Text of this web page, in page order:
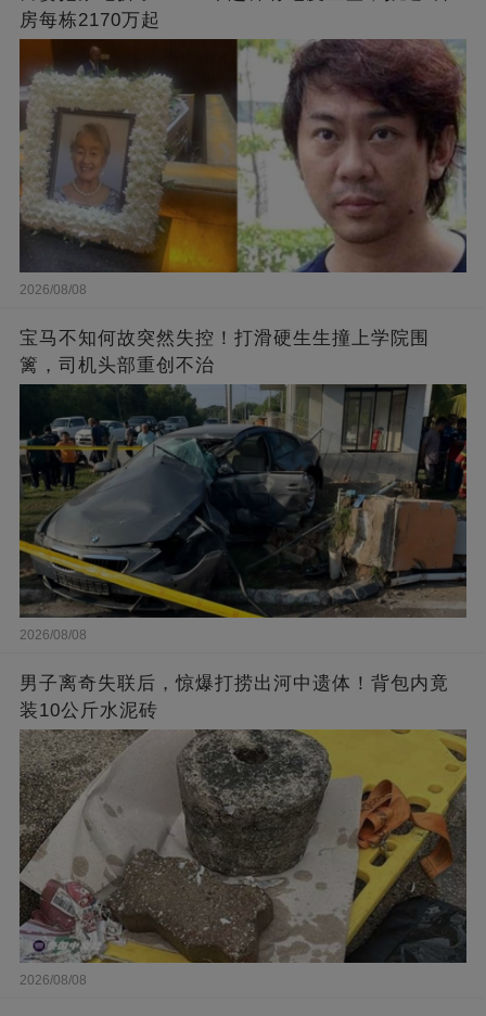
房每栋2170万起
2026/08/08
宝马不知何故突然失控！打滑硬生生撞上学院围
篱，司机头部重创不治
2026/08/08
男子离奇失联后，惊爆打捞出河中遗体！背包内竟
装10公斤水泥砖
2026/08/08